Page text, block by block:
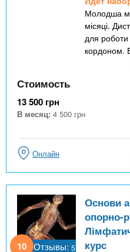
Молодша
місяці.
для роботи
кордоном.
Стоимость
13 500 грн
В месяц: 4 500 грн
Онлайн
10 Отзывы: 5
Основи
опорно-
курс